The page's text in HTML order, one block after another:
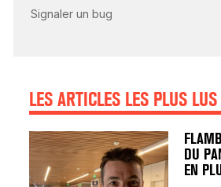
LES ARTICLES LES PLUS LUS
DU
EN